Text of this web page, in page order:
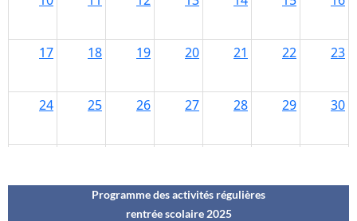
Programme des activités régulières
rentrée scolaire 2025